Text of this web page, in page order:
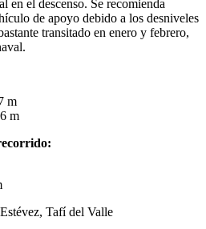
en el descenso. Se recomienda
de apoyo debido a los desniveles
transitado en enero y febrero,
m
m
Tafí del Valle